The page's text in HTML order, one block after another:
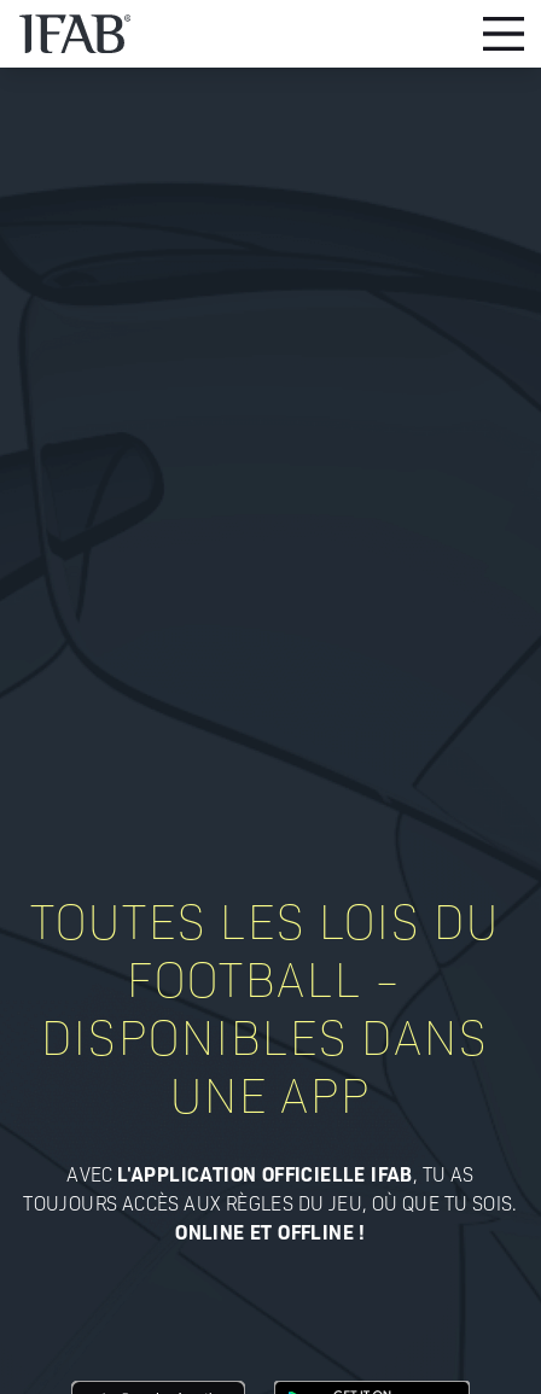
TOUTES LES LOIS DU
FOOTBALL –
DISPONIBLES DANS
UNE APP
AVEC L'APPLICATION OFFICIELLE IFAB, TU AS
TOUJOURS ACCÈS AUX RÈGLES DU JEU, OÙ QUE TU SOIS.
ONLINE ET OFFLINE !